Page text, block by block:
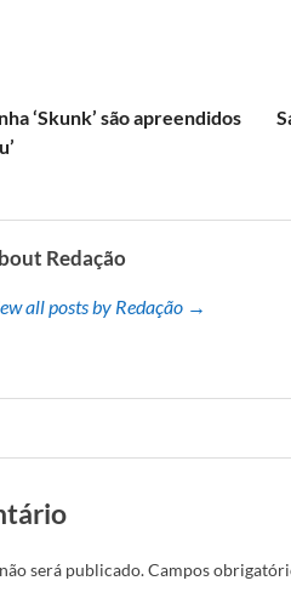
‘Skunk’ são apreendidos
Redação
all posts by Redação →
será publicado.Campos